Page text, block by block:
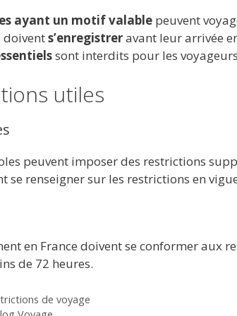
ayant un motif valable peuvent
doivents’enregistreravant leur arrivée
sont interdits pour les
utiles
peuvent imposer des restrictions
se renseigner sur les restrictions en
en France doivent se conformer aux
de 72 heures.
de voyage